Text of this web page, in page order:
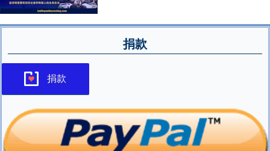
捐款
捐款